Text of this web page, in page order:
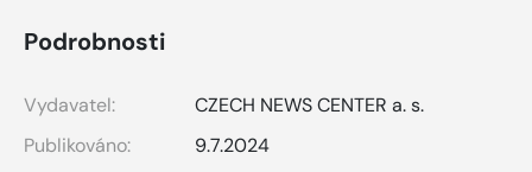
Podrobnosti
Vydavatel:
CZECH NEWS CENTER a. s.
Publikováno:
9.7.2024